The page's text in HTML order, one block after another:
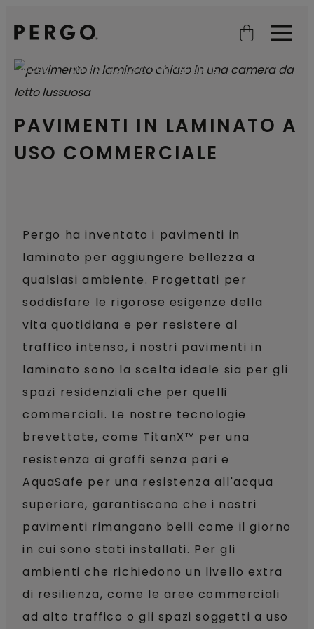
Open searchOpen
PAVIMENTI IN LAMINATO A
USO COMMERCIALE
CASA LAMINATO A USO COMMERCIALE
Pergo ha inventato i pavimenti in
laminato per aggiungere bellezza a
qualsiasi ambiente. Progettati per
soddisfare le rigorose esigenze della
vita quotidiana e per resistere al
traffico intenso, i nostri pavimenti in
laminato sono la scelta ideale sia per gli
spazi residenziali che per quelli
commerciali. Le nostre tecnologie
brevettate, come TitanX™ per una
resistenza ai graffi senza pari e
AquaSafe per una resistenza all'acqua
superiore, garantiscono che i nostri
pavimenti rimangano belli come il giorno
in cui sono stati installati. Per gli
ambienti che richiedono un livello extra
di resilienza, come le aree commerciali
ad alto traffico o gli spazi soggetti a uso